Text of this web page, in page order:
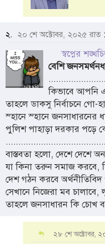
২. ২০ শে অক্টোবর, ২০২৫ রাত
স্বপ্নের
বেশি
কিভাবে আপনি
তাহলে ডাকসু নির্বাচনে গো-
স্হানে স্হানে জনসাধারনের
পুলিশ পাহাড়া দরকার পড়ে
বাস্তবতা হলো, দেশে দেশে
যা কিনা তরুন সমাজ করবে,
দেশ গঠন করবে অর্থনীতিবিদ
সেখানে নিজেরা মব
তাহলে জনসাধারন কি চোখ
২৮ শে অক্টোবর,